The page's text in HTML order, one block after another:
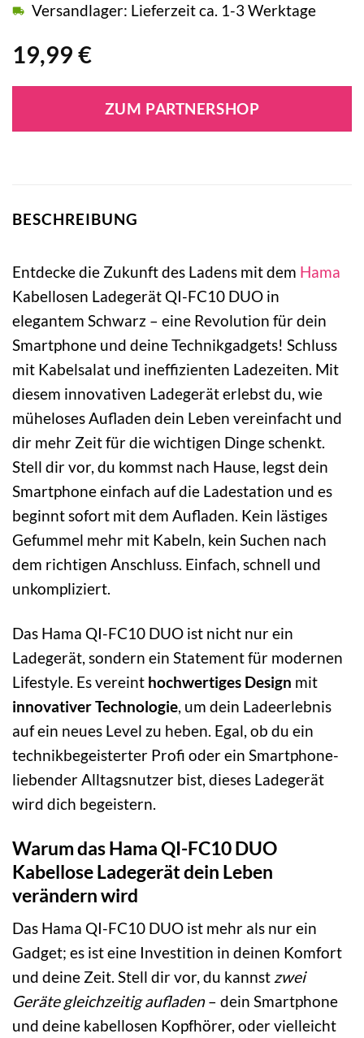
19,99 €
Versandlager: Lieferzeit ca. 1-3 Werktage
ZUM PARTNERSHOP
BESCHREIBUNG
Entdecke die Zukunft des Ladens mit dem Hama
Kabellosen Ladegerät QI-FC10 DUO in
elegantem Schwarz – eine Revolution für dein
Smartphone und deine Technikgadgets! Schluss
mit Kabelsalat und ineffizienten Ladezeiten. Mit
diesem innovativen Ladegerät erlebst du, wie
müheloses Aufladen dein Leben vereinfacht und
dir mehr Zeit für die wichtigen Dinge schenkt.
Stell dir vor, du kommst nach Hause, legst dein
Smartphone einfach auf die Ladestation und es
beginnt sofort mit dem Aufladen. Kein lästiges
Gefummel mehr mit Kabeln, kein Suchen nach
dem richtigen Anschluss. Einfach, schnell und
unkompliziert.
Das Hama QI-FC10 DUO ist nicht nur ein
Ladegerät, sondern ein Statement für modernen
Lifestyle. Es vereint hochwertiges Design mit
innovativer Technologie, um dein Ladeerlebnis
auf ein neues Level zu heben. Egal, ob du ein
technikbegeisterter Profi oder ein Smartphone-
liebender Alltagsnutzer bist, dieses Ladegerät
wird dich begeistern.
Warum das Hama QI-FC10 DUO
Kabellose Ladegerät dein Leben
verändern wird
Das Hama QI-FC10 DUO ist mehr als nur ein
Gadget; es ist eine Investition in deinen Komfort
und deine Zeit. Stell dir vor, du kannst zwei
Geräte gleichzeitig aufladen– dein Smartphone
und deine kabellosen Kopfhörer, oder vielleicht